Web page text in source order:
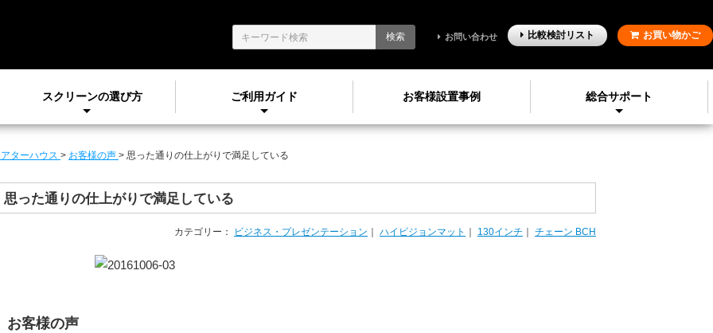
スクリーンの選び方 ご利用ガイド お客様設置事例 総合サポート
検索 お問い合わせ 比較検討リスト お買い物かご
ターハウス > お客様の声 > 思った通りの仕上がりで満足している
思った通りの仕上がりで満足している
カテゴリー： ビジネス・プレゼンテーション ハイビジョンマット 130インチ チェーン BCH
お客様の声